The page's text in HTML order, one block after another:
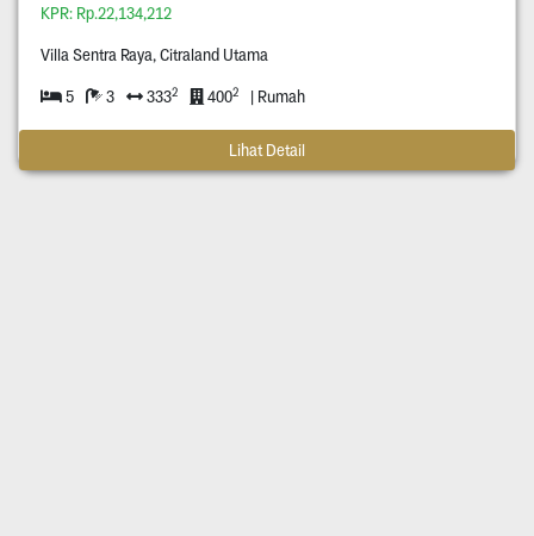
KPR: Rp.22,134,212
Villa Sentra Raya, Citraland Utama
5 3 3332 4002 | Rumah
Lihat Detail